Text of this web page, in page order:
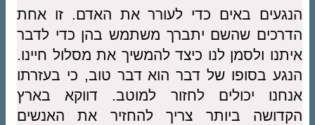
הנגעים באים כדי לעורר את האדם. זו אחת
הדרכים שהשם יתברך משתמש בהן כדי לדבר
איתנו ולסמן לנו כיצד להמשיך את מסלול חיינו.
הנגע בסופו של דבר הוא דבר טוב, כי בעזרתו
אנחנו יכולים לחזור למוטב. דווקא בארץ
הקדושה ביותר צריך להחזיר את האנשים